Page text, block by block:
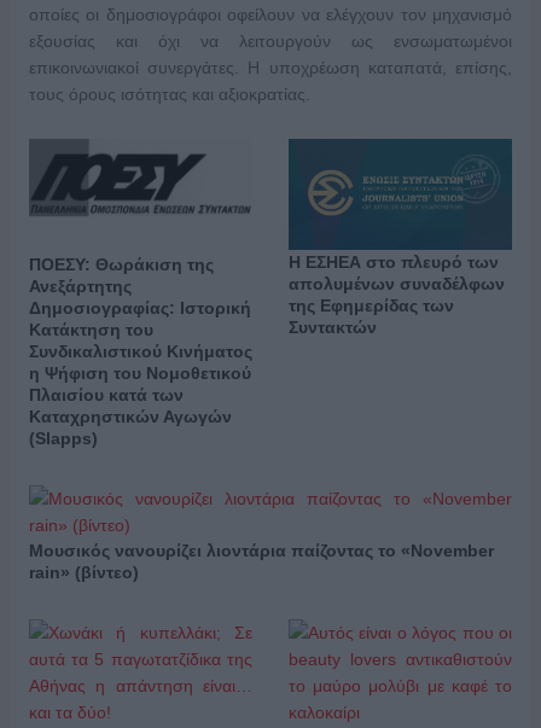
οποίες οι δημοσιογράφοι οφείλουν να ελέγχουν τον μηχανισμό
εξουσίας και όχι να λειτουργούν ως ενσωματωμένοι
επικοινωνιακοί συνεργάτες. Η υποχρέωση καταπατά, επίσης,
τους όρους ισότητας και αξιοκρατίας.
ΠΟΕΣΥ: Θωράκιση της
Ανεξάρτητης
Δημοσιογραφίας: Ιστορική
Κατάκτηση του
Συνδικαλιστικού Κινήματος
η Ψήφιση του Νομοθετικού
Πλαισίου κατά των
Καταχρηστικών Αγωγών
(Slapps)
Η ΕΣΗΕΑ στο πλευρό των
απολυμένων συναδέλφων
της Εφημερίδας των
Συντακτών
Μουσικός νανουρίζει λιοντάρια παίζοντας το «November
rain» (βίντεο)